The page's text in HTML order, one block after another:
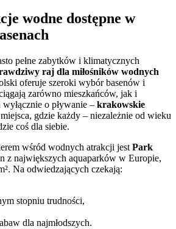
wodne dostępne w
pełne zabytków i klimatycznych
raj dla miłośników wodnych
oferuje szeroki wybór basenów i
zarówno mieszkańców, jak i
o pływanie – krakowskie
gdzie każdy – niezależnie od wieku
coś dla siebie.
wśród wodnych atrakcji jest Park
z największych aquaparków w Europie,
Na odwiedzających czekają:
stopniu trudności,
dla najmłodszych.